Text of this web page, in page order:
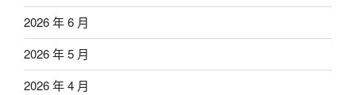
2026 年 6 月
2026 年 5 月
2026 年 4 月